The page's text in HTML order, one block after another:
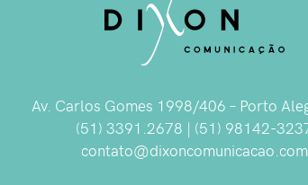
Av. Carlos Gomes 1998/406 – Porto
(51) 3391.2678 | (51) 98142-
contato@dixoncomunicacao.com